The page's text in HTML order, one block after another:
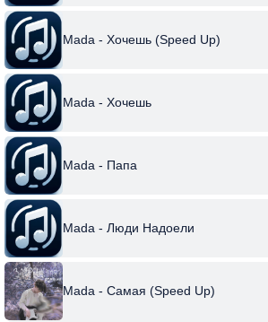
Mada - Хочешь (Speed Up)
Mada - Хочешь
Mada - Папа
Mada - Люди Надоели
Mada - Самая (Speed Up)